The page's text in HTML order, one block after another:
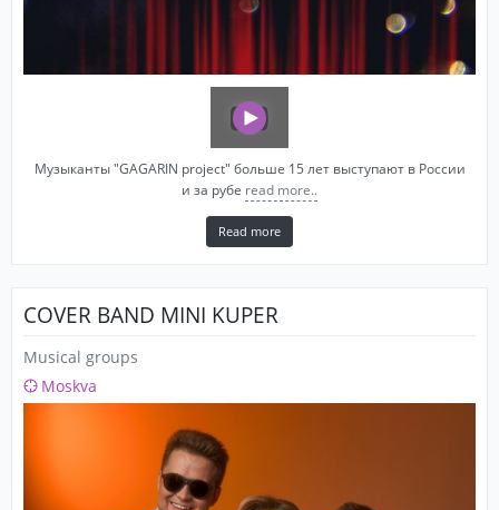
Музыканты "GAGARIN project" больше 15 лет выступают в России
и за рубе read more..
Read more
COVER BAND MINI KUPER
Musical groups
Moskva